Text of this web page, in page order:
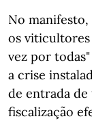
No manifesto,
os viticultores
vez por
a crise
de entrada de
fiscalização